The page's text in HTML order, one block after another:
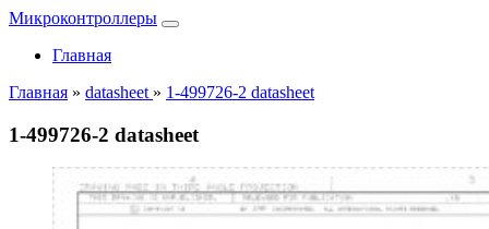
Микроконтроллеры
Главная
Главная » datasheet » 1-499726-2 datasheet
1-499726-2 datasheet